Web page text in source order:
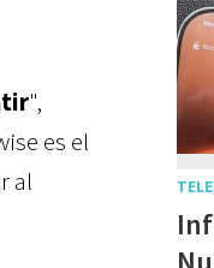
",
es el
al